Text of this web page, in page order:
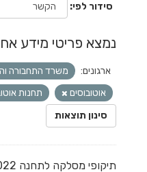
סידור לפי
נמצא פריטי מידע
ארגונים: משרד התחבורה
אוטובוסים
תחנות
סינון תוצאות
תיקופי מסלקה לתחנה 2022